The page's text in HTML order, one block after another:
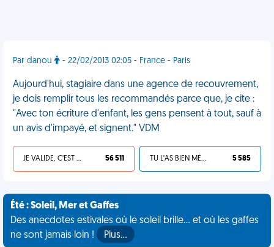
Par danou - 22/02/2013 02:05 - France - Paris
Aujourd'hui, stagiaire dans une agence de recouvrement,
je dois remplir tous les recommandés parce que, je cite :
"Avec ton écriture d'enfant, les gens pensent à tout, sauf à
un avis d'impayé, et signent." VDM
JE VALIDE, C'EST UNE VDM 56 511 TU L'AS BIEN MÉRITÉ 5 585
Été : Soleil, Mer et Gaffes
Des anecdotes estivales où le soleil brille... et où les gaffes
ne sont jamais loin !
Plus…